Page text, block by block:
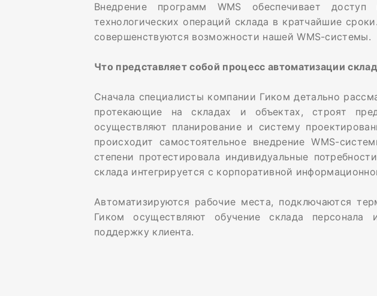
Внедрение программ WMS обеспечивает
технологических операций склада в кратчайшие
совершенствуются возможности нашей WMS-системы.
Что представляет собой процесс автоматизации
Сначала специалисты компании Гиком детально
протекающие на складах и объектах, строят
осуществляют планирование и систему
происходит самостоятельное внедрение WMS-
степени протестировала индивидуальные
склада интегрируется с корпоративной
Автоматизируются рабочие места, подключаются
Гиком осуществляют обучение склада персонала
поддержку клиента.